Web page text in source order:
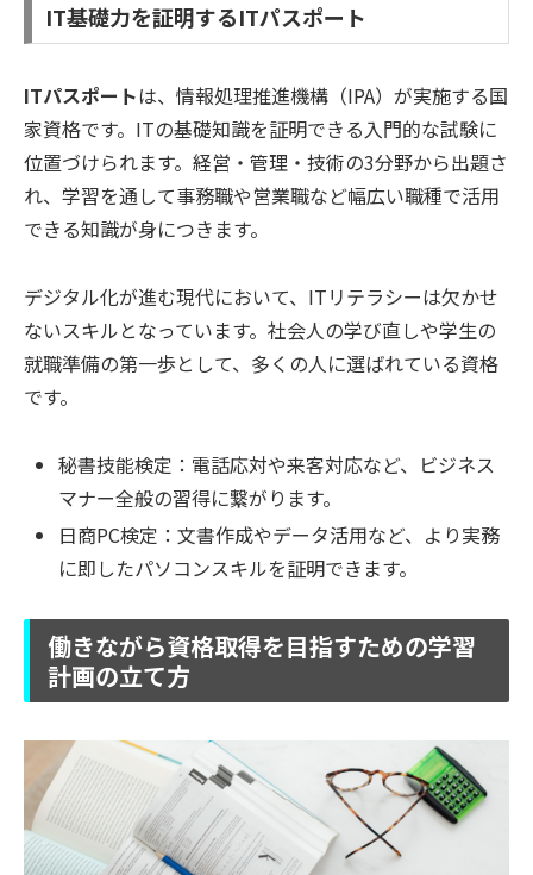
IT基礎力を証明するITパスポート
ITパスポートは、情報処理推進機構（IPA）が実施する国
家資格です。ITの基礎知識を証明できる入門的な試験に
位置づけられます。経営・管理・技術の3分野から出題さ
れ、学習を通して事務職や営業職など幅広い職種で活用
できる知識が身につきます。
デジタル化が進む現代において、ITリテラシーは欠かせ
ないスキルとなっています。社会人の学び直しや学生の
就職準備の第一歩として、多くの人に選ばれている資格
です。
秘書技能検定：電話応対や来客対応など、ビジネス
マナー全般の習得に繋がります。
日商PC検定：文書作成やデータ活用など、より実務
に即したパソコンスキルを証明できます。
働きながら資格取得を目指すための学習
計画の立て方